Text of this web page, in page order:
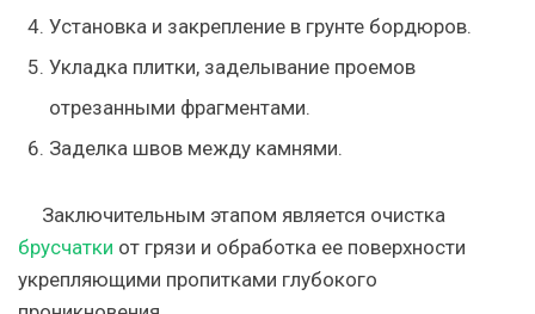
Установка и закрепление в грунте бордюров.
Укладка плитки, заделывание проемов
отрезанными фрагментами.
Заделка швов между камнями.
Заключительным этапом является очистка
брусчатки от грязи и обработка ее поверхности
укрепляющими пропитками глубокого